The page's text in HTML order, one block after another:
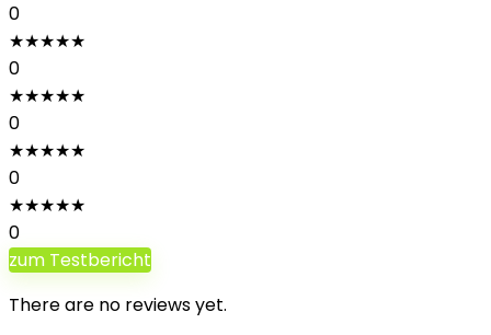
0
★★★★★
0
★★★★★
0
★★★★★
0
★★★★★
0
zum Testbericht
There are no reviews yet.